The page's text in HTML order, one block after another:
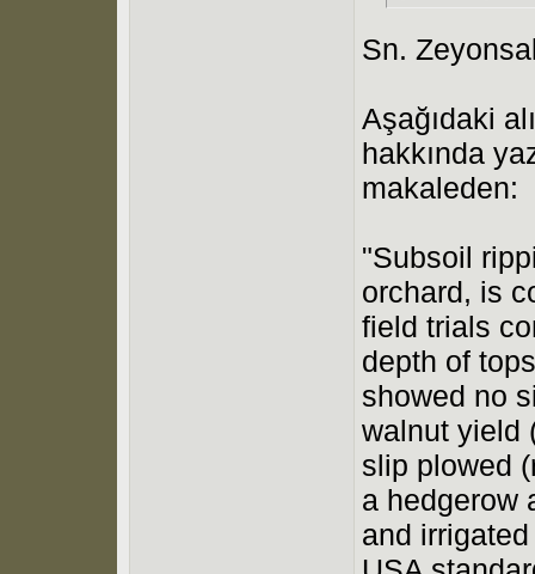
Sn.
Aşağıdaki
hakkında
makaleden:
"Subsoil
orchard, is
field trials
depth of
showed no
walnut yield
slip plowed
a hedgerow
and